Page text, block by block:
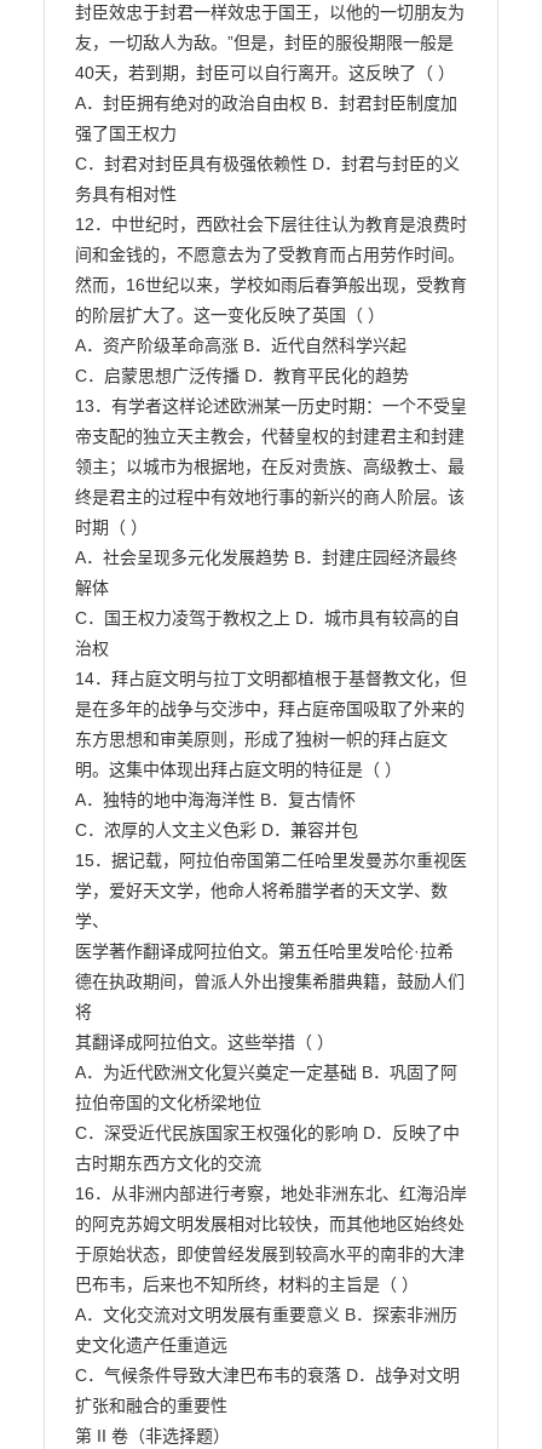
封臣效忠于封君一样效忠于国王，以他的一切朋友为
友，一切敌人为敌。”但是，封臣的服役期限一般是
40天，若到期，封臣可以自行离开。这反映了（ ）
A．封臣拥有绝对的政治自由权 B．封君封臣制度加
强了国王权力
C．封君对封臣具有极强依赖性 D．封君与封臣的义
务具有相对性
12．中世纪时，西欧社会下层往往认为教育是浪费时
间和金钱的，不愿意去为了受教育而占用劳作时间。
然而，16世纪以来，学校如雨后春笋般出现，受教育
的阶层扩大了。这一变化反映了英国（ ）
A．资产阶级革命高涨 B．近代自然科学兴起
C．启蒙思想广泛传播 D．教育平民化的趋势
13．有学者这样论述欧洲某一历史时期：一个不受皇
帝支配的独立天主教会，代替皇权的封建君主和封建
领主；以城市为根据地，在反对贵族、高级教士、最
终是君主的过程中有效地行事的新兴的商人阶层。该
时期（ ）
A．社会呈现多元化发展趋势 B．封建庄园经济最终
解体
C．国王权力凌驾于教权之上 D．城市具有较高的自
治权
14．拜占庭文明与拉丁文明都植根于基督教文化，但
是在多年的战争与交涉中，拜占庭帝国吸取了外来的
东方思想和审美原则，形成了独树一帜的拜占庭文
明。这集中体现出拜占庭文明的特征是（ ）
A．独特的地中海海洋性 B．复古情怀
C．浓厚的人文主义色彩 D．兼容并包
15．据记载，阿拉伯帝国第二任哈里发曼苏尔重视医
学，爱好天文学，他命人将希腊学者的天文学、数
学、
医学著作翻译成阿拉伯文。第五任哈里发哈伦·拉希
德在执政期间，曾派人外出搜集希腊典籍，鼓励人们
将
其翻译成阿拉伯文。这些举措（ ）
A．为近代欧洲文化复兴奠定一定基础 B．巩固了阿
拉伯帝国的文化桥梁地位
C．深受近代民族国家王权强化的影响 D．反映了中
古时期东西方文化的交流
16．从非洲内部进行考察，地处非洲东北、红海沿岸
的阿克苏姆文明发展相对比较快，而其他地区始终处
于原始状态，即使曾经发展到较高水平的南非的大津
巴布韦，后来也不知所终，材料的主旨是（ ）
A．文化交流对文明发展有重要意义 B．探索非洲历
史文化遗产任重道远
C．气候条件导致大津巴布韦的衰落 D．战争对文明
扩张和融合的重要性
第 II 卷（非选择题）